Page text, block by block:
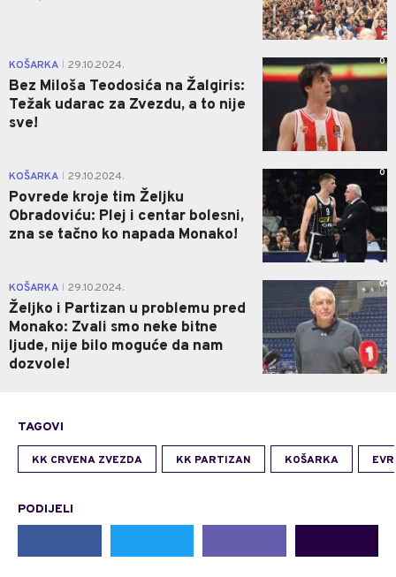
KOŠARKA 29.10.2024.
Bez Miloša Teodosića na Žalgiris:
Težak udarac za Zvezdu, a to nije
sve!
0
KOŠARKA 29.10.2024.
Povrede kroje tim Željku
Obradoviću: Plej i centar bolesni,
zna se tačno ko napada Monako!
0
KOŠARKA 29.10.2024.
Željko i Partizan u problemu pred
Monako: Zvali smo neke bitne
ljude, nije bilo moguće da nam
dozvole!
0
TAGOVI
KK CRVENA ZVEZDA KK PARTIZAN KOŠARKA
PODIJELI